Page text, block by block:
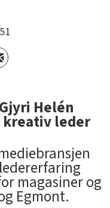
Helén
kreativ leder
magasiner og
Egmont.